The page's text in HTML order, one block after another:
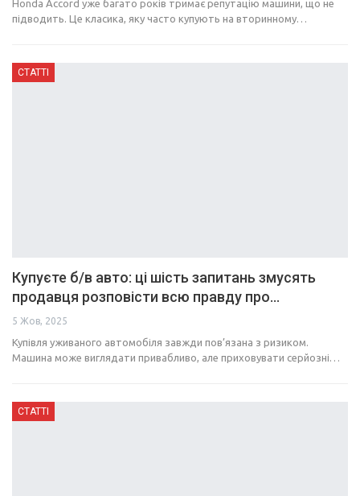
Honda Accord уже багато років тримає репутацію машини, що не
підводить. Це класика, яку часто купують на вторинному…
СТАТТІ
Купуєте б/в авто: ці шість запитань змусять
продавця розповісти всю правду про…
5 Жов, 2025
Купівля уживаного автомобіля завжди пов’язана з ризиком.
Машина може виглядати привабливо, але приховувати серйозні…
СТАТТІ